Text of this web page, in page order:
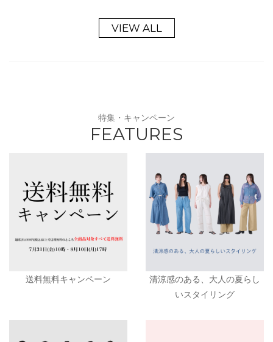
VIEW ALL
特集・キャンペーン
FEATURES
送料無料キャンペーン
清涼感のある、大人の夏らし
いスタイリング